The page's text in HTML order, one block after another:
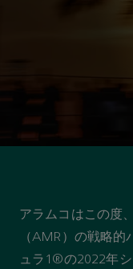
アラム
ングの
ナーシ
アラムコはこの度
（AMR）の戦略
ュラ1®の2022年